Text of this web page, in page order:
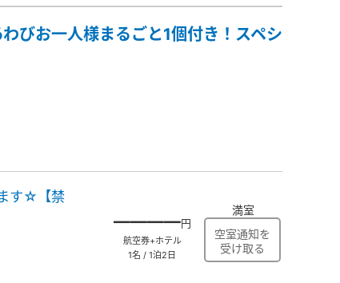
びお一人様まるごと1個付き！スペシ
す☆【禁
――――円
航空券+ホテル
1名 / 1泊2日
満室